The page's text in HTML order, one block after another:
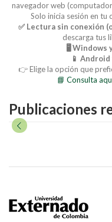
navegador web
Solo inicia sesión en tu
✅ Lectura sin conexión
descarga tus
🖥️ Windows
📱 Android
👉 Elige la opción que
📘 Consulta
Publicaciones